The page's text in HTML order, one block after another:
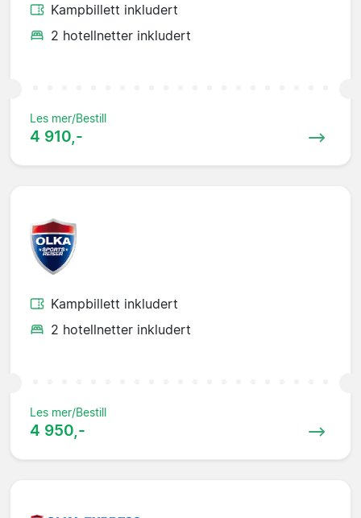
Kampbillett inkludert
2 hotellnetter inkludert
Les mer/Bestill
4 910,-
Kampbillett inkludert
2 hotellnetter inkludert
Les mer/Bestill
4 950,-